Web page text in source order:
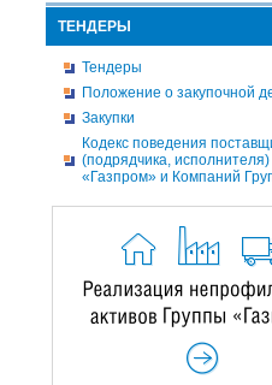
ТЕНДЕРЫ
Тендеры
Положение о закупочной
Закупки
Кодекс поведения
(подрядчика,
«Газпром» и Компаний